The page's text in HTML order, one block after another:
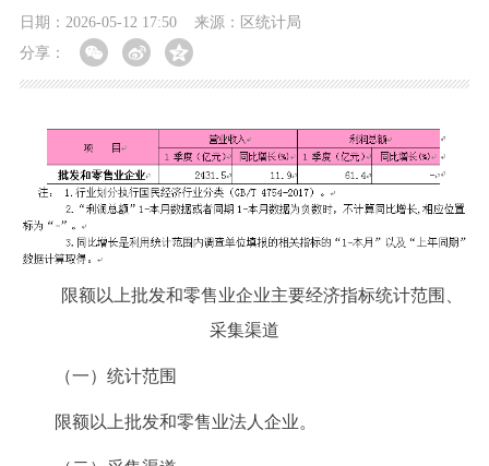
日期：2026-05-12 17:50
来源：区统计局
分享：
限额以上批发和零售业企业主要经济指标统计范围、
采集渠道
（一）统计范围
限额以上批发和零售业法人企业。